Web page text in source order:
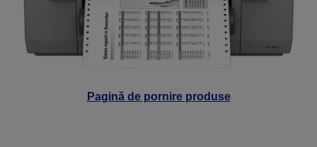
Pagină de pornire produse